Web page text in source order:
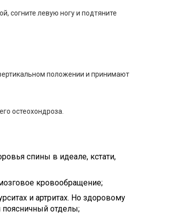
согните левую ногу и подтяните
положении и принимают
остеохондроза.
спины в идеале, кстати,
кровообращение;
и артритах. Но здоровому
поясничный отделы;